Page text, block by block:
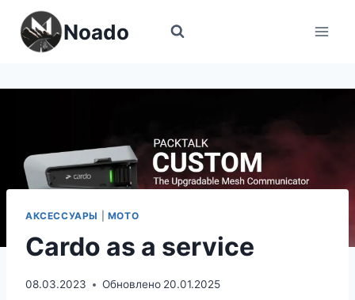
Перейти
содержимому
Noado
АКСЕССУАРЫ МОТО
Cardo as a service
08.03.2023 Обновлено 20.01.2025